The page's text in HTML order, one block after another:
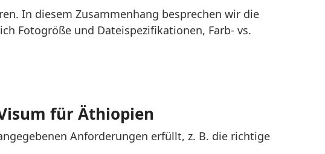
In diesem Zusammenhang besprechen wir die
Fotogröße und Dateispezifikationen, Farb- vs.
für Äthiopien
Anforderungen erfüllt, z. B. die richtige